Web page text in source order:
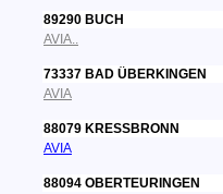
89290 BUCH
AVIA..
73337 BAD ÜBERKINGEN
AVIA
88079 KRESSBRONN
AVIA
88094 OBERTEURINGEN